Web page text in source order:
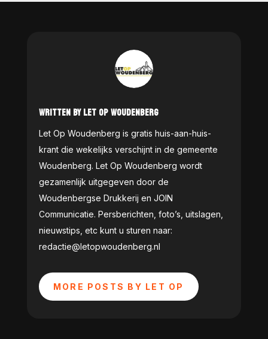
WRITTEN BY LET OP WOUDENBERG
Let Op Woudenberg is gratis huis-aan-huis-
krant die wekelijks verschijnt in de gemeente
Woudenberg. Let Op Woudenberg wordt
gezamenlijk uitgegeven door de
Woudenbergse Drukkerij en JOIN
Communicatie. Persberichten, foto’s, uitslagen,
nieuwstips, etc kunt u sturen naar:
redactie@letopwoudenberg.nl
MORE POSTS BY LET OP